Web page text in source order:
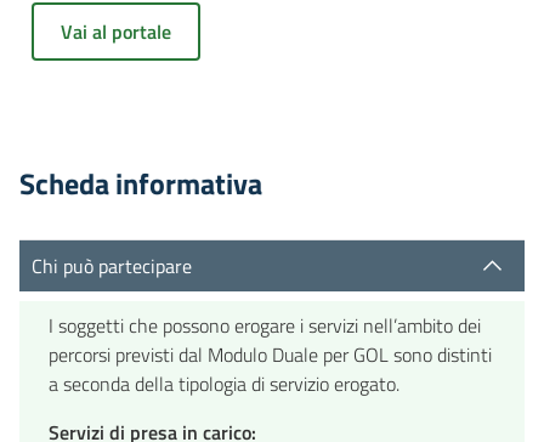
Vai al portale
Scheda informativa
Chi può partecipare
I soggetti che possono erogare i servizi nell’ambito dei
percorsi previsti dal Modulo Duale per GOL sono distinti
a seconda della tipologia di servizio erogato.
Servizi di presa in carico: